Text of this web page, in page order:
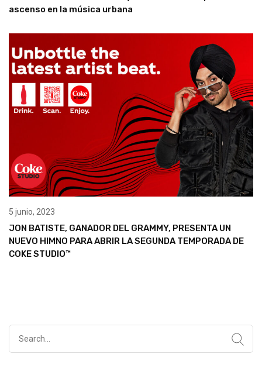
ascenso en la música urbana
5 junio, 2023
JON BATISTE, GANADOR DEL GRAMMY, PRESENTA UN
NUEVO HIMNO PARA ABRIR LA SEGUNDA TEMPORADA DE
COKE STUDIO™